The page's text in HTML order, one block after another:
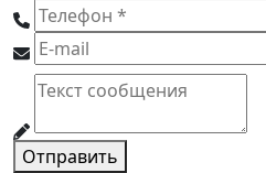
Отправить